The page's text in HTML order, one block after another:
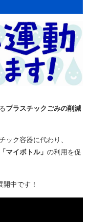
プラスチックごみの削減
ック容器に代わり、
「マイボトル」 の利用を促
開中です！